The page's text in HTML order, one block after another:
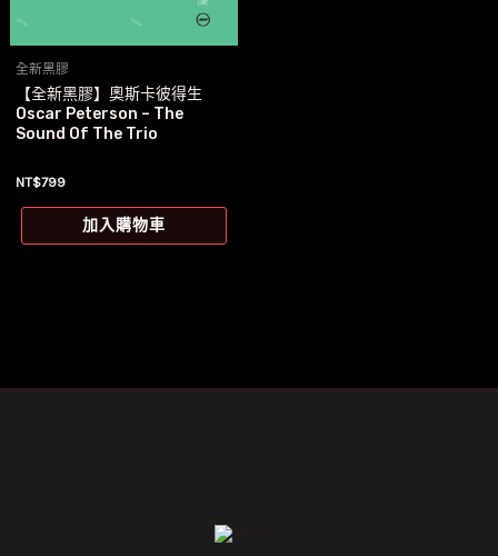
全新黑膠
【全新黑膠】奧斯卡彼得生
Oscar Peterson – The
Sound Of The Trio
NT$799
加入購物車